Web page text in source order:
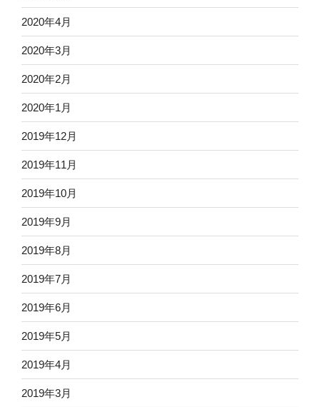
2020年4月
2020年3月
2020年2月
2020年1月
2019年12月
2019年11月
2019年10月
2019年9月
2019年8月
2019年7月
2019年6月
2019年5月
2019年4月
2019年3月